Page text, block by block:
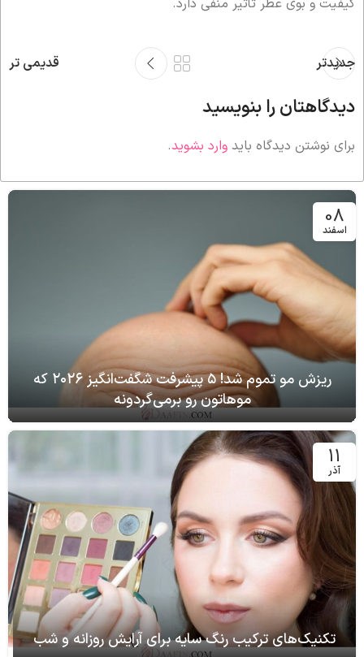
کیفیت و بوی عطر تأثیر منفی دارد.
جدیدتر قدیمی تر
دیدگاهتان را بنویسید
برای نوشتن دیدگاه باید وارد بشوید.
08
اسفند
ریزش مو تموم شد! ۵ پیشرفت شگفت‌انگیز ۲۰۲۶ که
موهاتون رو برمی‌گردونه
11
آذر
تکنیک‌های ترکیب رنگ سایه برای آرایش روزانه و شب